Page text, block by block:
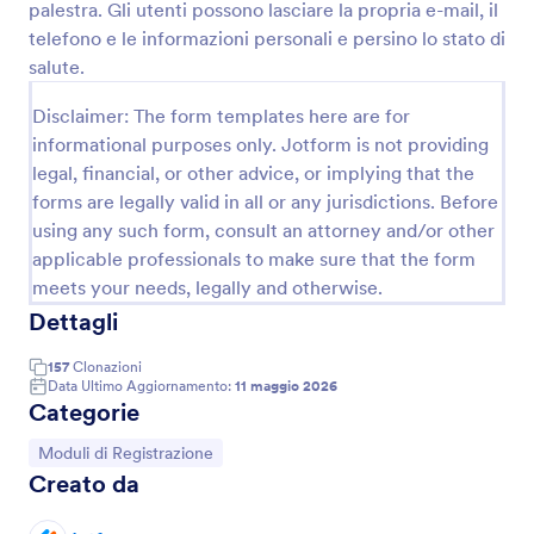
palestra. Gli utenti possono lasciare la propria e-mail, il
telefono e le informazioni personali e persino lo stato di
salute.
Disclaimer: The form templates here are for
informational purposes only. Jotform is not providing
legal, financial, or other advice, or implying that the
forms are legally valid in all or any jurisdictions. Before
using any such form, consult an attorney and/or other
applicable professionals to make sure that the form
meets your needs, legally and otherwise.
Dettagli
157 Clonazioni
Data Ultimo Aggiornamento: 11 maggio 2026
Categorie
Vai alla Categoria:
Moduli di Registrazione
Creato da
puoi anche utilizzare per inviare un invito per i tuoi
eventi futuri. Usa questo tipo di moduli di
registrazione per gli eventi per aggiungere la data e
l'ora dell'evento, il luogo e una mappa che guiderà
gli iscritti ad arrivare all'evento.
Anteprima